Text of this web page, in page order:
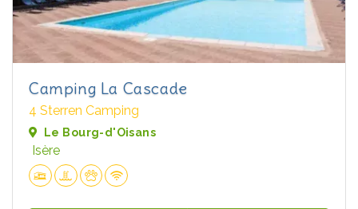
Camping La Cascade
4 Sterren Camping
Le Bourg-d'Oisans
Isère